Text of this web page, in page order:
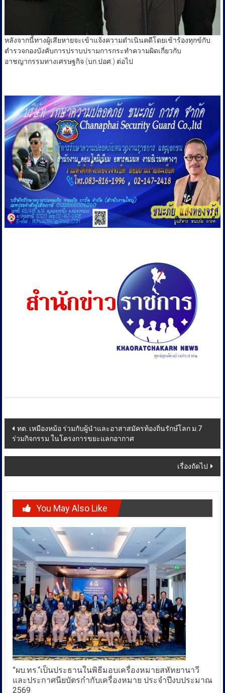
หลังจากนี้ทางผู้เสียหายจะเข้าแจ้งความดำเนินคดีโดยเข้าร้องทุกข์กับ
ตำรวจกองบังคับการปราบปรามการกระทำความผิดเกี่ยวกับ
อาชญากรรมทางเศรษฐกิจ (บก.ปอศ.) ต่อไป
Post
navigation
ทต. เหมืองหม้อ ร่วมกับผู้นำและอาสาสมัครท้องถิ่นรักษ์โลก ม.7
ร่วมกิจกรรม ในโครงการขยะแลกอากาศ
เรื่องถัดไป
You May Also Like
”ผบ.ทร.“เป็นประธานในพิธีมอบเครื่องหมายสหัทยานาวี
และประกาศนียบัตรกำกับเครื่องหมาย ประจำปีงบประมาณ
2569